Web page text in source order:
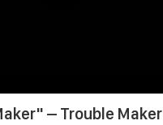
– Trouble Maker